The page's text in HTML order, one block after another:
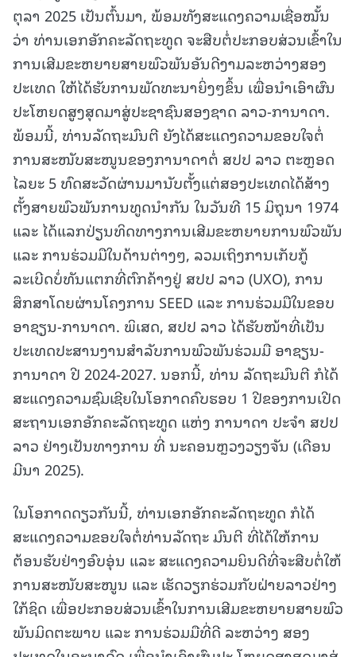
ຕຸລາ 2025 ເປັນຕົ້ນມາ, ພ້ອມທັງສະແດງຄວາມເຊື່ອໝັ້ນ
ວ່າ ທ່ານເອກອັກຄະລັດຖະທູດ ຈະສືບຕໍ່ປະກອບສ່ວນເຂົ້າໃນ
ການເສີມຂະຫຍາຍສາຍພົວພັນອັນດີງາມລະຫວ່າງສອງ
ປະເທດ ໃຫ້ໄດ້ຮັບການພັດທະນາຍິ່ງໆຂຶ້ນ ເພື່ອນໍາເອົາຜົນ
ປະໂຫຍດສູງສຸດມາສູ່ປະຊາຊົນສອງຊາດ ລາວ-ການາດາ.
ພ້ອມນີ້, ທ່ານລັດຖະມົນຕີ ຍັງໄດ້ສະແດງຄວາມຂອບໃຈຕໍ່
ການສະໜັບສະໜູນຂອງການາດາຕໍ່ ສປປ ລາວ ຕະຫຼອດ
ໄລຍະ 5 ທົດສະວັດຜ່ານມານັບຕັ້ງແຕ່ສອງປະເທດໄດ້ສ້າງ
ຕັ້ງສາຍພົວພັນການທູດນໍາກັນ ໃນວັນທີ 15 ມິຖຸນາ 1974
ແລະ ໄດ້ແລກປ່ຽນທິດທາງການເສີມຂະຫຍາຍການພົວພັນ
ແລະ ການຮ່ວມມືໃນດ້ານຕ່າງໆ, ລວມເຖິງການເກັບກູ້
ລະເບີດບໍ່ທັນແຕກທີ່ຕົກຄ້າງຢູ່ ສປປ ລາວ (UXO), ການ
ສຶກສາໂດຍຜ່ານໂຄງການ SEED ແລະ ການຮ່ວມມືໃນຂອບ
ອາຊຽນ-ການາດາ. ພິເສດ, ສປປ ລາວ ໄດ້ຮັບໜ້າທີ່ເປັນ
ປະເທດປະສານງານສໍາລັບການພົວພັນຮ່ວມມື ອາຊຽນ-
ການາດາ ປີ 2024-2027. ນອກນີ້, ທ່ານ ລັດຖະມົນຕີ ກໍໄດ້
ສະແດງຄວາມຊົມເຊີຍໃນໂອກາດຄົບຮອບ 1 ປີຂອງການເປີດ
ສະຖານເອກອັກຄະລັດຖະທູດ ແຫ່ງ ການາດາ ປະຈໍາ ສປປ
ລາວ ຢ່າງເປັນທາງການ ທີ່ ນະຄອນຫຼວງວຽງຈັນ (ເດືອນ
ມີນາ 2025).
ໃນໂອກາດດຽວກັນນີ້, ທ່ານເອກອັກຄະລັດຖະທູດ ກໍໄດ້
ສະແດງຄວາມຂອບໃຈຕໍ່ທ່ານລັດຖະ ມົນຕີ ທີ່ໄດ້ໃຫ້ການ
ຕ້ອນຮັບຢ່າງອົບອຸ່ນ ແລະ ສະແດງຄວາມຍິນດີທີ່ຈະສືບຕໍ່ໃຫ້
ການສະໜັບສະໜູນ ແລະ ເຮັດວຽກຮ່ວມກັບຝ່າຍລາວຢ່າງ
ໃກ້ຊິດ ເພື່ອປະກອບສ່ວນເຂົ້າໃນການເສີມຂະຫຍາຍສາຍພົວ
ພັນມິດຕະພາບ ແລະ ການຮ່ວມມືທີ່ດີ ລະຫວ່າງ ສອງ